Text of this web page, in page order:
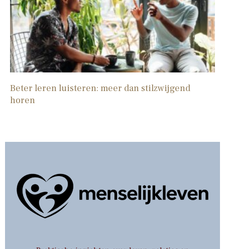
Beter leren luisteren: meer dan stilzwijgend
horen